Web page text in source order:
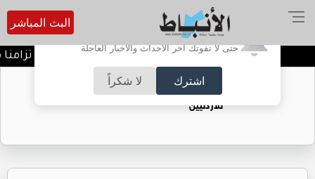
أترغب في تفعيل الإشعارات؟
حتى لا تفوتك آخر الأحداث والأخبار العاجلة
اشترك لا شكراً
البث المباشر
خطة أمنية ومرورية شاملة تزامنا
حقل الريشة حين يتحول الغاز إلى فرص عمل
للأردنيين